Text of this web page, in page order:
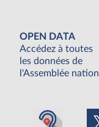
OPEN DATA
Accédez à toutes
les données de
l'Assemblée